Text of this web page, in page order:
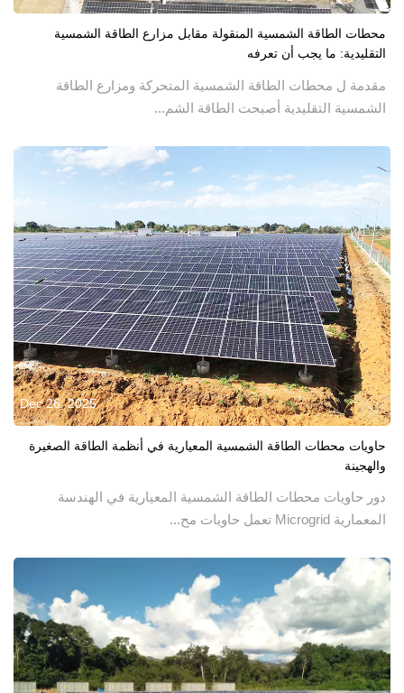
محطات الطاقة الشمسية المنقولة مقابل مزارع الطاقة الشمسية
التقليدية: ما يجب أن تعرفه
مقدمة ل محطات الطاقة الشمسية المتحركة ومزارع الطاقة
الشمسية التقليدية أصبحت الطاقة الشم...
Dec 26, 2025
حاويات محطات الطاقة الشمسية المعيارية في أنظمة الطاقة الصغيرة
والهجينة
دور حاويات محطات الطاقة الشمسية المعيارية في الهندسة
المعمارية Microgrid تعمل حاويات مح...